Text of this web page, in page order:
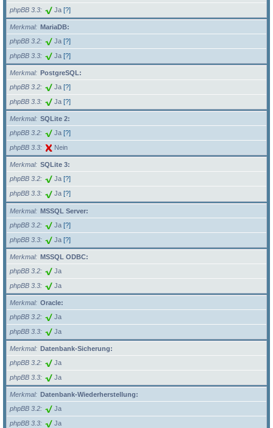
phpBB 3.3 Ja [?]
Merkmal
MariaDB:
phpBB 3.2
Ja [?]
phpBB 3.3 Ja [?]
Merkmal
PostgreSQL:
phpBB 3.2
Ja [?]
phpBB 3.3 Ja [?]
Merkmal
SQLite 2:
phpBB 3.2
Ja [?]
phpBB 3.3 Nein
Merkmal
SQLite 3:
phpBB 3.2
Ja [?]
phpBB 3.3 Ja [?]
Merkmal
MSSQL Server:
phpBB 3.2
Ja [?]
phpBB 3.3 Ja [?]
Merkmal
MSSQL ODBC:
phpBB 3.2
Ja
phpBB 3.3 Ja
Merkmal
Oracle:
phpBB 3.2
Ja
phpBB 3.3 Ja
Merkmal
Datenbank-Sicherung:
phpBB 3.2
Ja
phpBB 3.3 Ja
Merkmal
Datenbank-Wiederherstellung:
phpBB 3.2
Ja
phpBB 3.3 Ja